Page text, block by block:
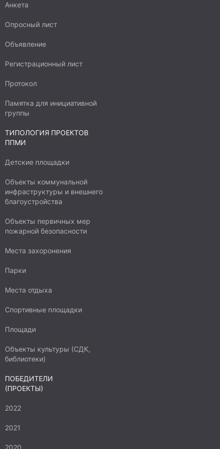
Анкета
Опросный лист
Объявление
Регистрационный лист
Протокол
Памятка для инициативной
группы
ТИПОЛОГИЯ ПРОЕКТОВ
ППМИ
Детские площадки
Объекты коммунальной
инфраструктуры и внешнего
благоустройства
Объекты первичных мер
пожарной безопасности
Места захоронения
Парки
Места отдыха
Спортивные площадки
Площади
Объекты культуры (СДК,
библиотеки)
ПОБЕДИТЕЛИ
(ПРОЕКТЫ)
2022
2021
2020